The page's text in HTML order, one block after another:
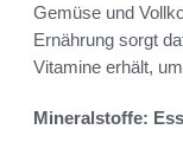
Gemüse und
Ernährung sorgt
Vitamine erhält,
Mineralstoffe: